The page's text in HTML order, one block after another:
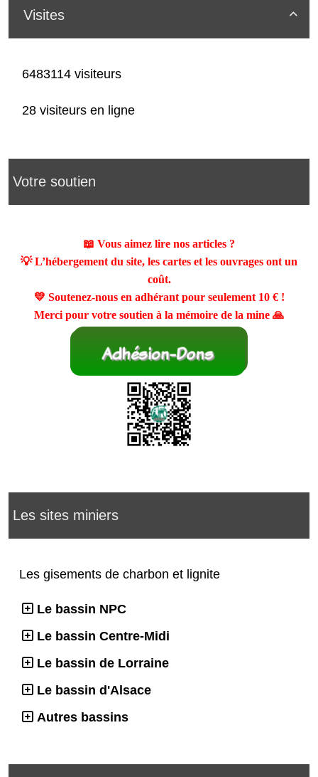

Visites
6483114 visiteurs
28 visiteurs en ligne
Votre soutien
📖 Vous aimez lire nos articles ?
💡 L’hébergement du site, les cartes et les ouvrages ont un
coût.
💛 Soutenez-nous en adhérant pour seulement 10 €!
Merci pour votre soutien à la mémoire de la mine 🙏
Les sites miniers
Les gisements de charbon et lignite
Le bassin NPC
Le bassin Centre-Midi
Le bassin de Lorraine
Le bassin d'Alsace
Autres bassins